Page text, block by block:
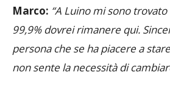
99,9% dovreirimanerequi.
persona che se ha piacere a
nonsentela necessità di cambia